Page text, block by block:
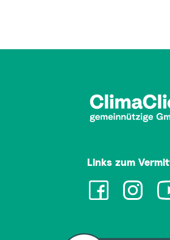
Links zum